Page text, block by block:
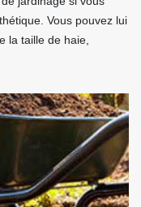
Vous pouvez lui
la taille de haie,